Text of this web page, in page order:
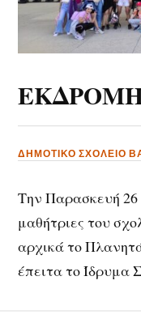
ΔΗΜΟΤΙΚΟ ΣΧΟΛΕΙΟ
Την Παρασκευή 26
μαθήτριες του
αρχικά το
έπειτα το Ίδρυμα